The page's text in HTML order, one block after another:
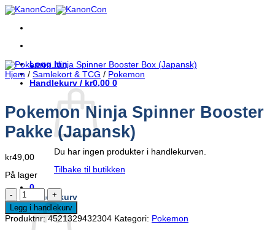
Skip
content
Logg inn
Handlekurv / kr0,00 0
Du har ingen produkter i handlekurven.
Tilbake til butikken
0
Handlekurv
Hjem / Samlekort & TCG / Pokemon
Pokemon Ninja Spinner Booster
Pakke (Japansk)
kr49,00
På lager
Pokemon
Ninja
Spinner
Booster
Legg i handlekurv
Produktnr:4521329432304 Kategori: Pokemon